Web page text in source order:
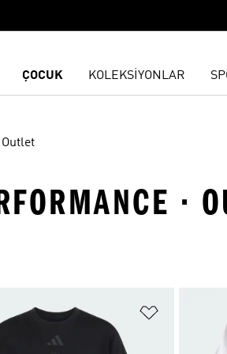
ÇOCUK KOLEKSİYONLAR
Outlet
·
Ekle Favori